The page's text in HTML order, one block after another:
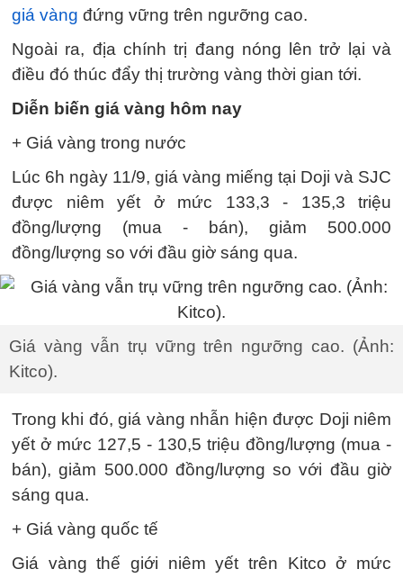
giá vàng đứng vững trên ngưỡng cao.
Ngoài ra, địa chính trị đang nóng lên trở lại và
điều đó thúc đẩy thị trường vàng thời gian tới.
Diễn biến giá vàng hôm nay
+ Giá vàng trong nước
Lúc 6h ngày 11/9, giá vàng miếng tại Doji và SJC
được niêm yết ở mức 133,3 - 135,3 triệu
đồng/lượng (mua - bán), giảm 500.000
đồng/lượng so với đầu giờ sáng qua.
Giá vàng vẫn trụ vững trên ngưỡng cao. (Ảnh:
Kitco).
Trong khi đó, giá vàng nhẫn hiện được Doji niêm
yết ở mức 127,5 - 130,5 triệu đồng/lượng (mua -
bán), giảm 500.000 đồng/lượng so với đầu giờ
sáng qua.
+ Giá vàng quốc tế
Giá vàng thế giới niêm yết trên Kitco ở mức